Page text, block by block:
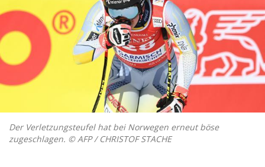
Der Verletzungsteufel hat bei Norwegen erneut böse
zugeschlagen. © AFP / CHRISTOF STACHE